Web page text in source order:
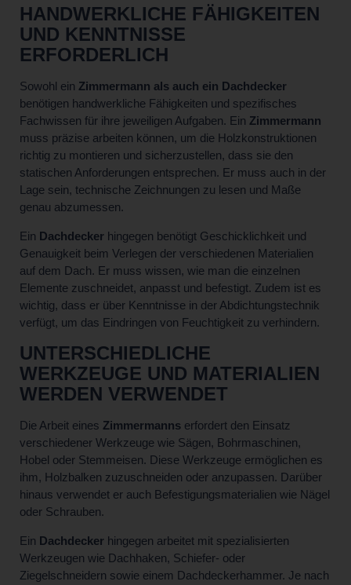
HANDWERKLICHE FÄHIGKEITEN
UND KENNTNISSE
ERFORDERLICH
Sowohl ein Zimmermann als auch ein Dachdecker
benötigen handwerkliche Fähigkeiten und spezifisches
Fachwissen für ihre jeweiligen Aufgaben. Ein Zimmermann
muss präzise arbeiten können, um die Holzkonstruktionen
richtig zu montieren und sicherzustellen, dass sie den
statischen Anforderungen entsprechen. Er muss auch in der
Lage sein, technische Zeichnungen zu lesen und Maße
genau abzumessen.
Ein Dachdecker hingegen benötigt Geschicklichkeit und
Genauigkeit beim Verlegen der verschiedenen Materialien
auf dem Dach. Er muss wissen, wie man die einzelnen
Elemente zuschneidet, anpasst und befestigt. Zudem ist es
wichtig, dass er über Kenntnisse in der Abdichtungstechnik
verfügt, um das Eindringen von Feuchtigkeit zu verhindern.
UNTERSCHIEDLICHE
WERKZEUGE UND MATERIALIEN
WERDEN VERWENDET
Die Arbeit eines Zimmermanns erfordert den Einsatz
verschiedener Werkzeuge wie Sägen, Bohrmaschinen,
Hobel oder Stemmeisen. Diese Werkzeuge ermöglichen es
ihm, Holzbalken zuzuschneiden oder anzupassen. Darüber
hinaus verwendet er auch Befestigungsmaterialien wie Nägel
oder Schrauben.
Ein Dachdecker hingegen arbeitet mit spezialisierten
Werkzeugen wie Dachhaken, Schiefer- oder
Ziegelschneidern sowie einem Dachdeckerhammer. Je nach